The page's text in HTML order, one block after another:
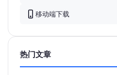
移动端下载
热门文章